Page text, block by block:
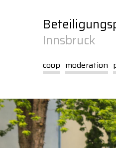
Innsbruck
coop moderation